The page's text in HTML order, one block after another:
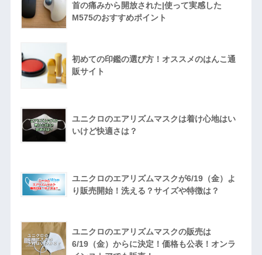
首の痛みから開放された|使って実感した
M575のおすすめポイント
初めての印鑑の選び方！オススメのはんこ通
販サイト
ユニクロのエアリズムマスクは着け心地はい
いけど快適さは？
ユニクロのエアリズムマスクが6/19（金）よ
り販売開始！洗える？サイズや特徴は？
ユニクロのエアリズムマスクの販売は
6/19（金）からに決定！価格も公表！オンラ